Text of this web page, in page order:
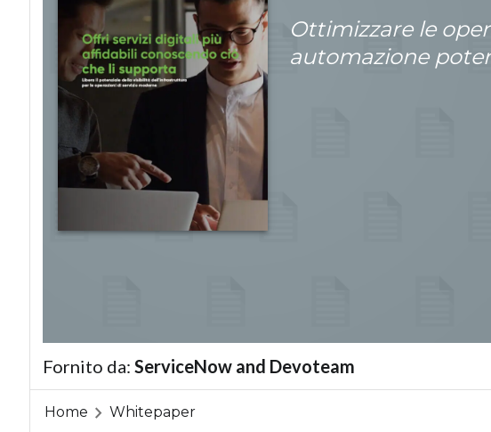
Ottimizzare le
automazione
Fornito da: ServiceNow and Devoteam
Home Whitepaper